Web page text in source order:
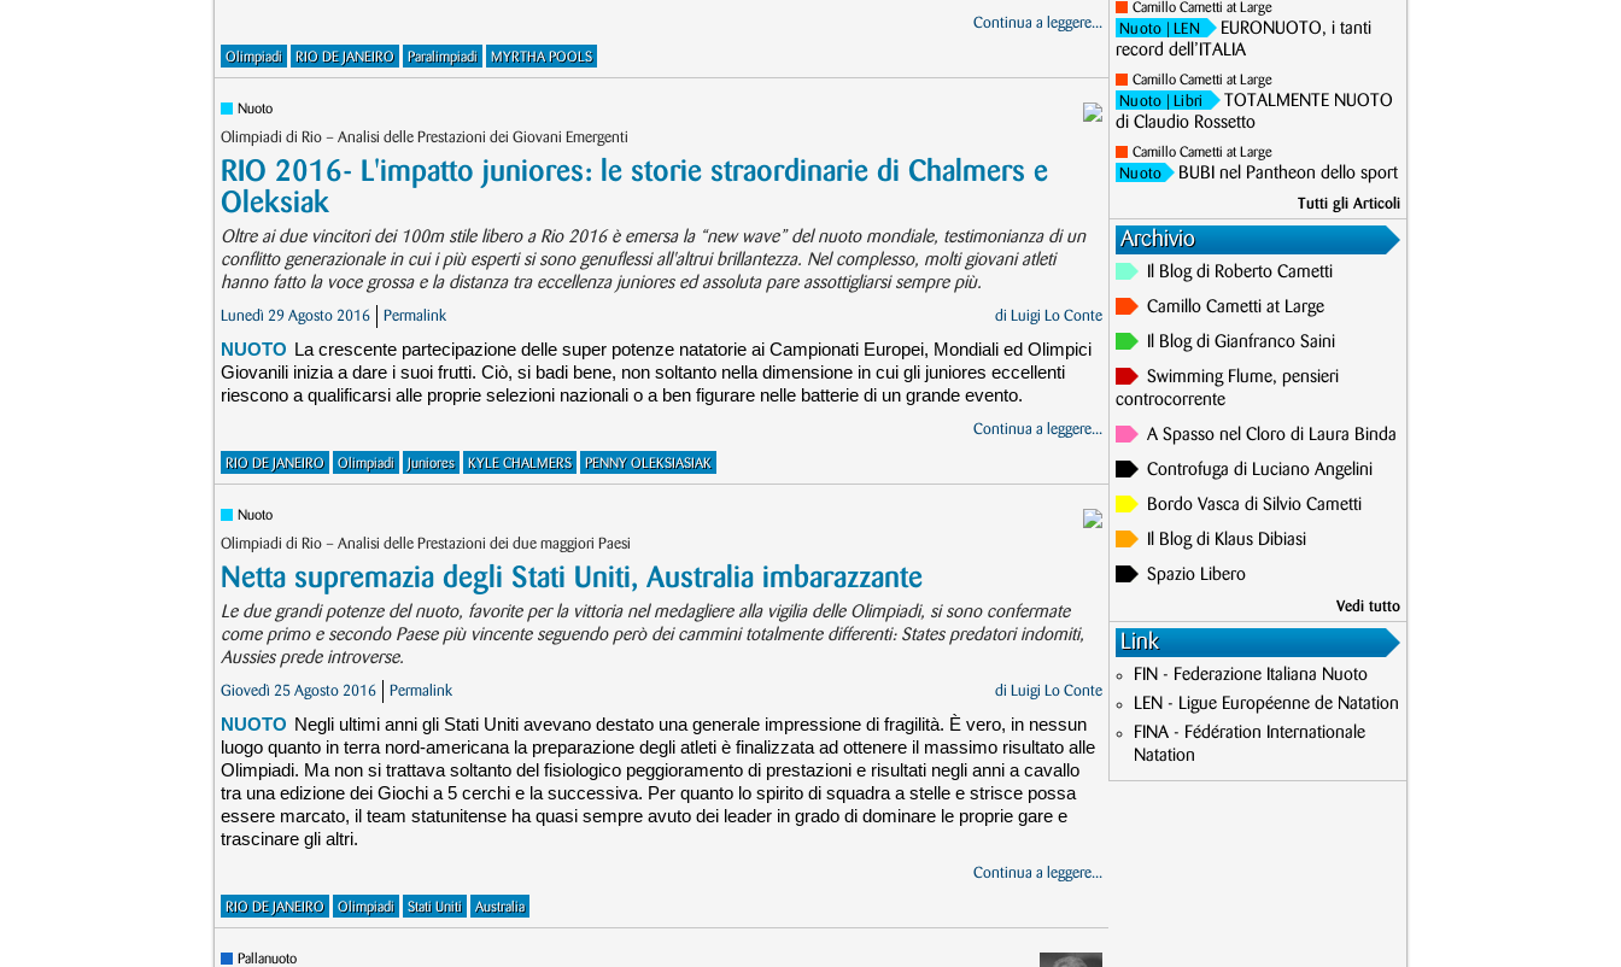
Continua a leggere...
Olimpiadi RIO DE JANEIRO Paralimpiadi MYRTHA POOLS
Nuoto
Olimpiadi di Rio – Analisi delle Prestazioni dei Giovani Emergenti
RIO 2016- L'impatto juniores: le storie straordinarie di Chalmers e
Oleksiak
Oltre ai due vincitori dei 100m stile libero a Rio 2016 è emersa la “new wave” del nuoto mondiale, testimonianza di un
conflitto generazionale in cui i più esperti si sono genuflessi all'altrui brillantezza. Nel complesso, molti giovani atleti
hanno fatto la voce grossa e la distanza tra eccellenza juniores ed assoluta pare assottigliarsi sempre più.
Lunedì 29 Agosto 2016 Permalink di Luigi Lo Conte
NUOTO La crescente partecipazione delle super potenze natatorie ai Campionati Europei, Mondiali ed Olimpici
Giovanili inizia a dare i suoi frutti. Ciò, si badi bene, non soltanto nella dimensione in cui gli juniores eccellenti
riescono a qualificarsi alle proprie selezioni nazionali o a ben figurare nelle batterie di un grande evento.
Continua a leggere...
RIO DE JANEIRO Olimpiadi Juniores KYLE CHALMERS PENNY OLEKSIASIAK
Nuoto
Olimpiadi di Rio – Analisi delle Prestazioni dei due maggiori Paesi
Netta supremazia degli Stati Uniti, Australia imbarazzante
Le due grandi potenze del nuoto, favorite per la vittoria nel medagliere alla vigilia delle Olimpiadi, si sono confermate
come primo e secondo Paese più vincente seguendo però dei cammini totalmente differenti: States predatori indomiti,
Aussies prede introverse.
Giovedì 25 Agosto 2016 Permalink di Luigi Lo Conte
NUOTO Negli ultimi anni gli Stati Uniti avevano destato una generale impressione di fragilità. È vero, in nessun
luogo quanto in terra nord-americana la preparazione degli atleti è finalizzata ad ottenere il massimo risultato alle
Olimpiadi. Ma non si trattava soltanto del fisiologico peggioramento di prestazioni e risultati negli anni a cavallo
tra una edizione dei Giochi a 5 cerchi e la successiva. Per quanto lo spirito di squadra a stelle e strisce possa
essere marcato, il team statunitense ha quasi sempre avuto dei leader in grado di dominare le proprie gare e
trascinare gli altri.
Continua a leggere...
RIO DE JANEIRO Olimpiadi Stati Uniti Australia
Pallanuoto
Camillo Cametti at Large
Nuoto | LEN
EURONUOTO, i tanti
record dell’ITALIA
Camillo Cametti at Large
Nuoto | Libri
TOTALMENTE NUOTO
di Claudio Rossetto
Camillo Cametti at Large
Nuoto BUBI nel Pantheon dello sport
Tutti gli Articoli
Archivio
Il Blog di Roberto Cametti
Camillo Cametti at Large
Il Blog di Gianfranco Saini
Swimming Flume, pensieri
controcorrente
A Spasso nel Cloro di Laura Binda
Controfuga di Luciano Angelini
Bordo Vasca di Silvio Cametti
Il Blog di Klaus Dibiasi
Spazio Libero
Vedi tutto
Link
FIN - Federazione Italiana Nuoto
LEN - Ligue Européenne de Natation
FINA - Fédération Internationale
Natation